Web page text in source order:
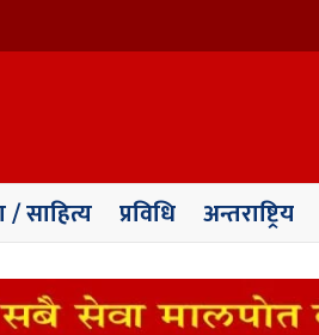
साहित्य प्रविधि अन्तराष्ट्रिय